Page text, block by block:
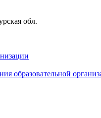
обл.
образовательной